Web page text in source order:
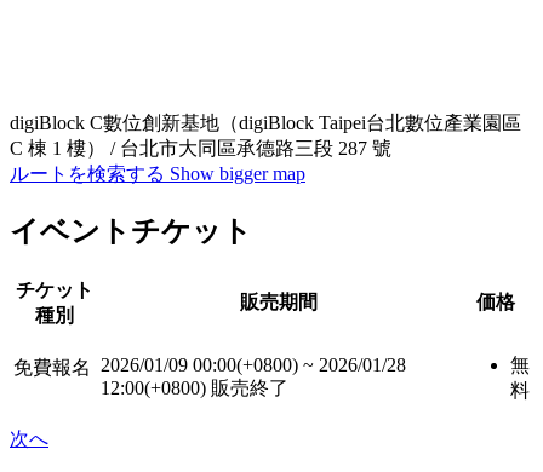
digiBlock C數位創新基地（digiBlock Taipei台北數位產業園區
C 棟 1 樓） / 台北市大同區承德路三段 287 號
ルートを検索する Show bigger map
イベントチケット
チケット
種別
販売期間 価格
免費報名 2026/01/09 00:00(+0800) ~ 2026/01/28
12:00(+0800) 販売終了
無
料
次へ